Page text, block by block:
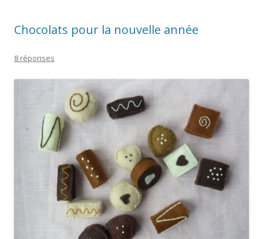
Chocolats pour la nouvelle année
8 réponses